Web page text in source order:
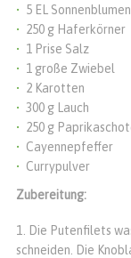
5 EL
250 g Haferkörner
1 Prise Salz
1 große Zwiebel
2 Karotten
300 g Lauch
250 g
Cayennepfeffer
Currypulver
Zubereitung:
Die Putenfilets
schneiden. Die